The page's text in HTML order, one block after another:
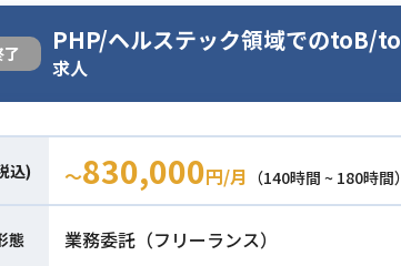
PHP/ヘルステック領域でのtoB/
求人
込) 〜830,000円/月 （140時間 ~ 180時間）
態 業務委託（フリーランス）